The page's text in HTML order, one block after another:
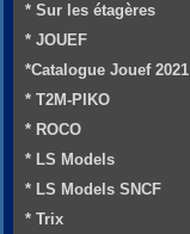
* Sur les étagères
* JOUEF
*Catalogue Jouef 2021
* T2M-PIKO
* ROCO
* LS Models
* LS Models SNCF
* Trix